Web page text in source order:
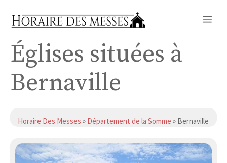
Églises situées à
Bernaville
Horaire Des Messes » Département de la Somme » Bernaville